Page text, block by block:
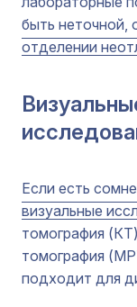
быть неточной,
отделении
Если есть
визуальные
томография
томография
подходит для